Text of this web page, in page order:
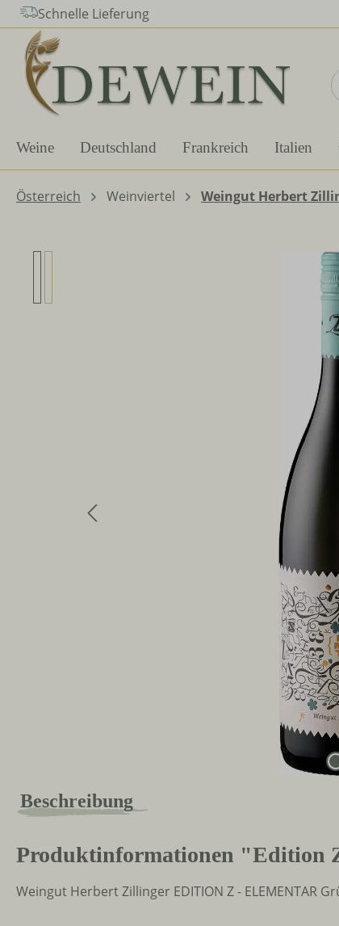
Hauptinhalt springen
Zur Suche springen
Zur Hauptnavigation springen
Schnelle Lieferung
Weine Deutschland Frankreich Italien
Österreich Weinviertel Weingut Herbert
Beschreibung
Produktinformationen "Edition
Weingut Herbert Zillinger EDITION Z - ELEMENTAR